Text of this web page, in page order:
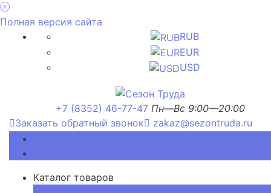
Полная версия сайта
RUB
EUR
USD
+7 (8352) 46-77-47 Пн—Вс 9:00—20:00
Заказать обратный звонок
zakaz@sezontruda.ru
Каталог товаров